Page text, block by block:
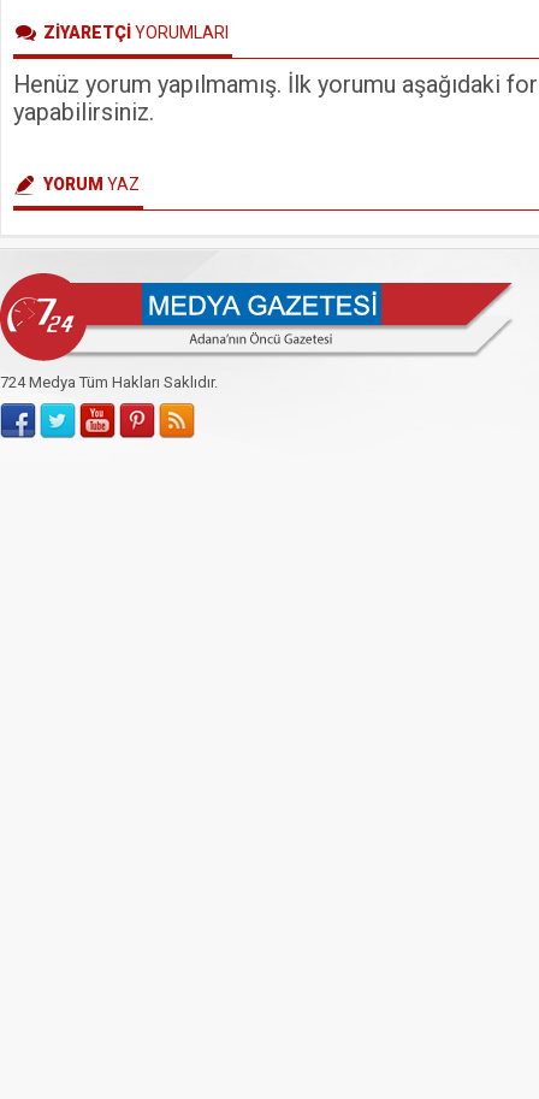
ZİYARETÇİYORUMLARI
Henüz yorum yapılmamış. İlk yorumu aşağıdaki
yapabilirsiniz.
YORUM YAZ
724 Medya Tüm Hakları Saklıdır.